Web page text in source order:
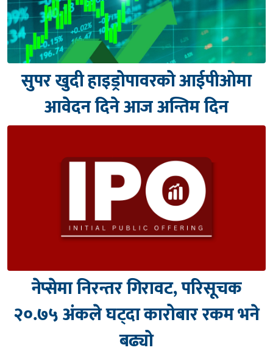
सुपर खुदी हाइड्रोपावरको आईपीओमा
आवेदन दिने आज अन्तिम दिन
नेप्सेमा निरन्तर गिरावट, परिसूचक
२०.७५ अंकले घट्दा कारोबार रकम भने
बढ्यो